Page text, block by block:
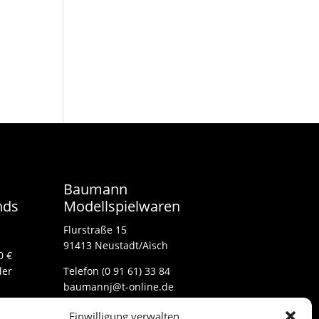
Einwilligung verwalten
€
Baumann
Modellspielwaren
Flurstraße 15
91413 Neustadt/Aisch
Telefon (0 91 61) 33 84
baumannj@t-online.de